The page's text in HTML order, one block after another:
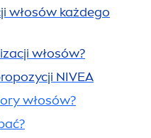
włosów każdego
włosów?
NIVEA
włosów?